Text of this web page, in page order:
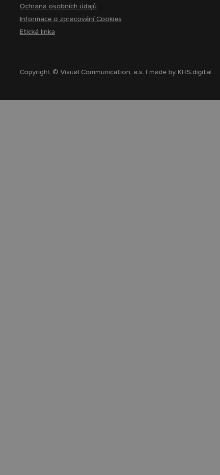
Ochrana osobních údajů
Informace o zpracování Cookies
Etická linka
Copyright © Visual Communication, a.s. | made byKHS.digital